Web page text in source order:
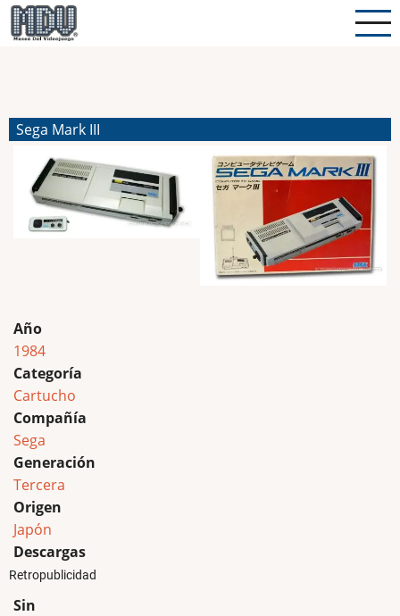
Pasar
al
Sega Mark III
Año
1984
Categoría
Cartucho
Compañía
Sega
Generación
Tercera
Origen
Japón
Descargas
Retropublicidad
Sin